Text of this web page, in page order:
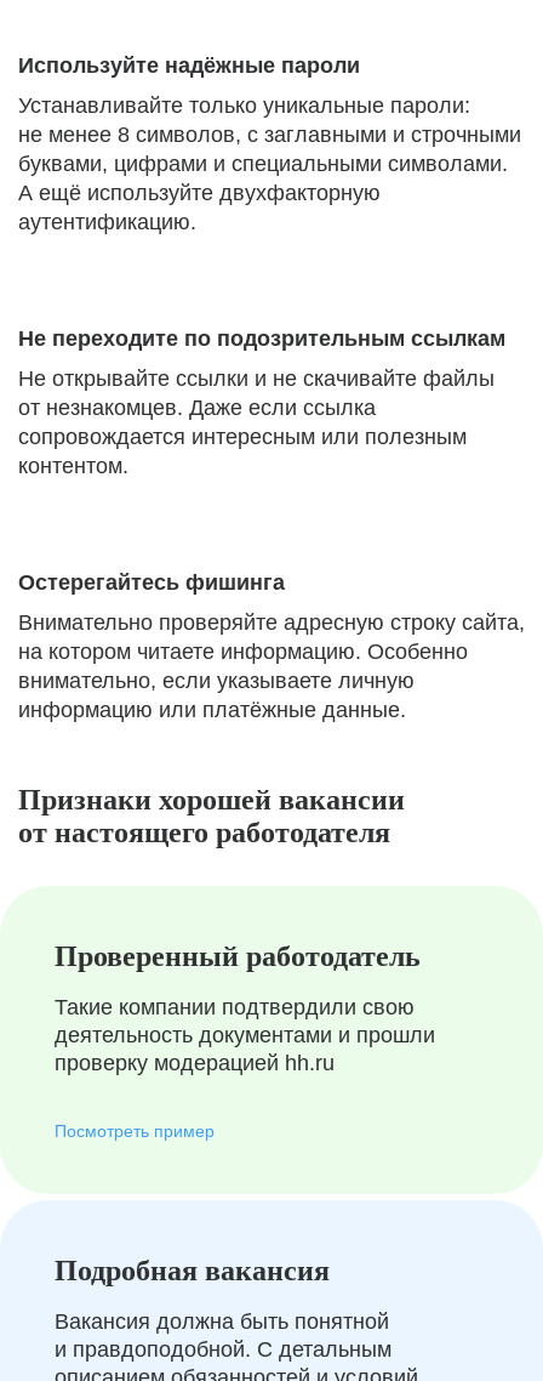
Используйте надёжные пароли
Устанавливайте только уникальные пароли:
не менее 8 символов, с заглавными и строчными
буквами, цифрами и специальными символами.
А ещё используйте двухфакторную
аутентификацию.
Не переходите по подозрительным ссылкам
Не открывайте ссылки и не скачивайте файлы
от незнакомцев. Даже если ссылка
сопровождается интересным или полезным
контентом.
Остерегайтесь фишинга
Внимательно проверяйте адресную строку сайта,
на котором читаете информацию. Особенно
внимательно, если указываете личную
информацию или платёжные данные.
Признаки хорошей вакансии
от настоящего работодателя
Проверенный работодатель
Такие компании подтвердили свою
деятельность документами и прошли
проверку модерацией hh.ru
Посмотреть пример
Подробная вакансия
Вакансия должна быть понятной
и правдоподобной. С детальным